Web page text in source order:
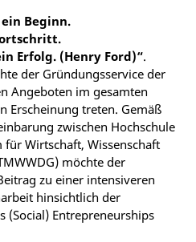
Beginn.
Erfolg. (Henry Ford)“.
der Gründungsservice der
Angeboten im gesamten
Erscheinung treten. Gemäß
zwischen Hochschule
Wirtschaft, Wissenschaft
möchte der
zu einer intensiveren
hinsichtlich der
(Social) Entrepreneurships